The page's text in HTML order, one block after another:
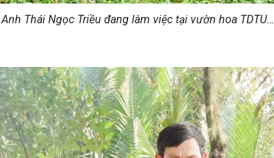
Anh Thái Ngọc Triều đang làm việc tại vườn hoa TDTU…